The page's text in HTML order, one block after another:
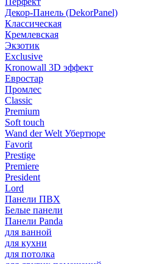
Декор-Панель (DekorPanel)
Классическая
Кремлевская
Экзотик
Exclusive
Kronowall 3D эффект
Евростар
Промлес
Classic
Premium
Soft touch
Wand der Welt Убертюре
Favorit
Prestige
Premiere
President
Lord
Панели ПВХ
Белые панели
Панели Panda
для ванной
для кухни
для потолка